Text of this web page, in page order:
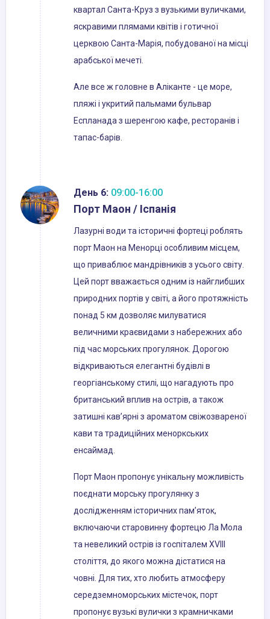
квартал Санта-Круз з вузькими вуличками,
яскравими плямами квітів і готичної
церквою Санта-Марія, побудованої на місці
арабської мечеті.
Але все ж головне в Аліканте - це море,
пляжі і укритий пальмами бульвар
Еспланада з шеренгою кафе, ресторанів і
тапас-барів.
День 6: 09:00-16:00
Порт Маон / Іспанія
Лазурні води та історичні фортеці роблять
порт Маон на Менорці особливим місцем,
що приваблює мандрівників з усього світу.
Цей порт вважається одним із найглибших
природних портів у світі, а його протяжність
понад 5 км дозволяє милуватися
величними краєвидами з набережних або
під час морських прогулянок. Дорогою
відкриваються елегантні будівлі в
георгіанському стилі, що нагадують про
британський вплив на острів, а також
затишні кав’ярні з ароматом свіжозвареної
кави та традиційних меноркських
енсаймад.
Порт Маон пропонує унікальну можливість
поєднати морську прогулянку з
дослідженням історичних пам’яток,
включаючи старовинну фортецю Ла Мола
та невеликий острів із госпіталем XVIII
століття, до якого можна дістатися на
човні. Для тих, хто любить атмосферу
середземноморських містечок, порт
пропонує вузькі вулички з крамничками